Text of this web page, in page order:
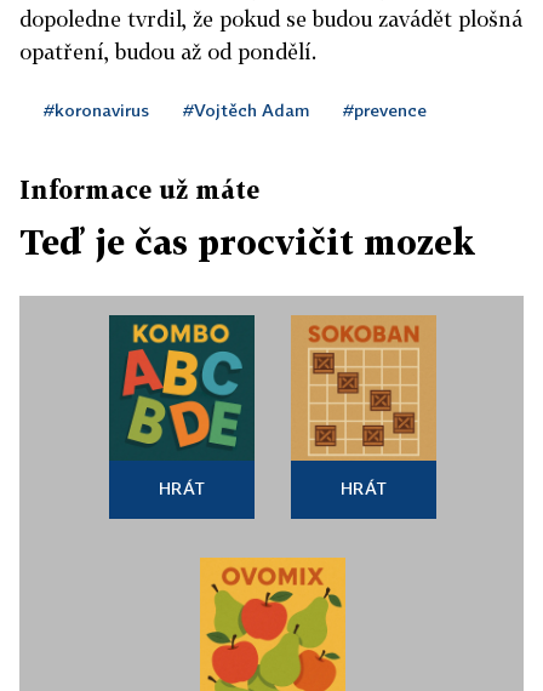
dopoledne tvrdil, že pokud se budou zavádět plošná
opatření, budou až od pondělí.
#koronavirus #Vojtěch Adam #prevence
Informace už máte
Teď je čas procvičit mozek
HRÁT HRÁT